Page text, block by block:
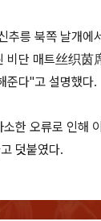
추릉 북쪽 날개에
비단 매트丝织茵
준다"고 설명했다.
한 오류로 인해
덧붙였다.